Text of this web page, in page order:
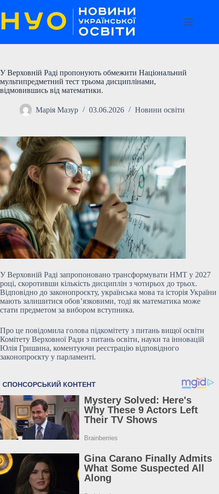
до
вмісту
У Верховній Раді пропонують обмежити Національний
мультипредметний тест трьома дисциплінами,
відмовившись від математики.
Марія Мазур 03.06.2026 Новини освіти
У Верховній Раді запропоновано трансформувати НМТ у 2027
році, скоротивши кількість дисциплін з чотирьох до трьох.
Відповідно до законопроєкту, українська мова та історія України
мають залишитися обов’язковими, тоді як математика може
стати предметом за вибором вступника.
Про це повідомила голова підкомітету з питань вищої освіти
Комітету Верховної Ради з питань освіти, науки та інновацій
Юлія Гришина, коментуючи реєстрацію відповідного
законопроєкту у парламенті.